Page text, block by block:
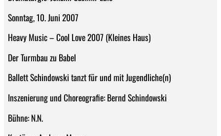
Sonntag, 10. Juni 2007
Heavy Music – Cool Love 2007 (Kleines Haus)
Der Turmbau zu Babel
Ballett Schindowski tanzt für und mit Jugendliche(n)
Inszenierung und Choreografie: Bernd Schindowski
Bühne: N.N.